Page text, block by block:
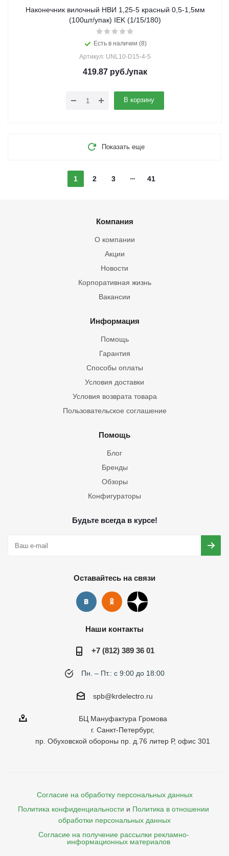
Наконечник вилочный НВИ 1,25-5 красный 0,5-1,5мм
(100шт/упак) IEK (1/15/180)
Есть в наличии (8)
Артикул: UNL10-D15-4-5
419.87 руб./упак
В корзину
Показать еще
1 2 3 41
Компания
О компании
Акции
Новости
Корпоративная жизнь
Вакансии
Информация
Помощь
Гарантия
Способы оплаты
Условия доставки
Условия возврата товара
Пользовательское соглашение
Помощь
Блог
Бренды
Обзоры
Конфигураторы
Будьте всегда в курсе!
Оставайтесь на связи
Наши контакты
+7 (812) 389 36 01
Пн. – Пт.: с 9:00 до 18:00
spb@krdelectro.ru
БЦ Мануфактура Громова
г. Санкт-Петербург,
пр. Обуховской обороны пр. д.76 литер Р, офис 301
Согласие на обработку персональных данных
Политика конфиденциальности и Политика в отношении
обработки персональных данных
Согласие на получение рассылки рекламно-
    информационных материалов